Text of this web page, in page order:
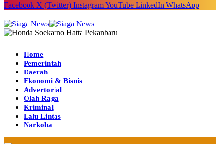
Facebook X (Twitter) InstagramYouTube LinkedIn WhatsApp
Home
Pemerintah
Daerah
Ekonomi & Bisnis
Advertorial
Olah Raga
Kriminal
Lalu Lintas
Narkoba